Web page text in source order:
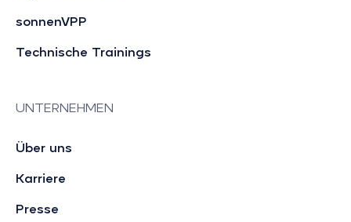
sonnenVPP
Technische Trainings
UNTERNEHMEN
Über uns
Karriere
Presse